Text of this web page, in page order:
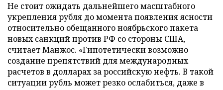
Не стоит ожидать дальнейшего масштабного
укрепления рубля до момента появления ясности
относительно обещанного ноябрьского пакета
новых санкций против РФ со стороны США,
считает Манжос. «Гипотетически возможно
создание препятствий для международных
расчетов в долларах за российскую нефть. В такой
ситуации рубль может резко ослабиться, даже в